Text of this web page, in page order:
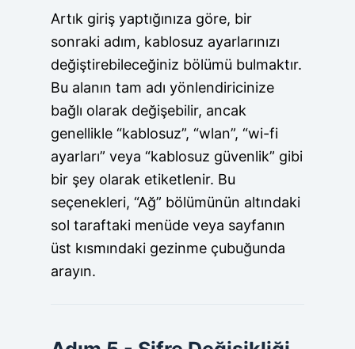
Artık giriş yaptığınıza göre, bir
sonraki adım, kablosuz ayarlarınızı
değiştirebileceğiniz bölümü bulmaktır.
Bu alanın tam adı yönlendiricinize
bağlı olarak değişebilir, ancak
genellikle “kablosuz”, “wlan”, “wi-fi
ayarları” veya “kablosuz güvenlik” gibi
bir şey olarak etiketlenir. Bu
seçenekleri, “Ağ” bölümünün altındaki
sol taraftaki menüde veya sayfanın
üst kısmındaki gezinme çubuğunda
arayın.